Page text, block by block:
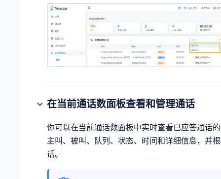
在当前通话数面板查看和管理通话
你可以在当前通话数面板中实时查看已应答通话
主叫、被叫、队列、状态、时间和详细信息，并
话。